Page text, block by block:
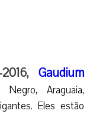
Gaudium
Negro, Araguaia,
Eles estão